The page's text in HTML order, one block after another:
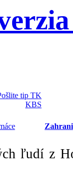
tip TK
KBS
ľudí z